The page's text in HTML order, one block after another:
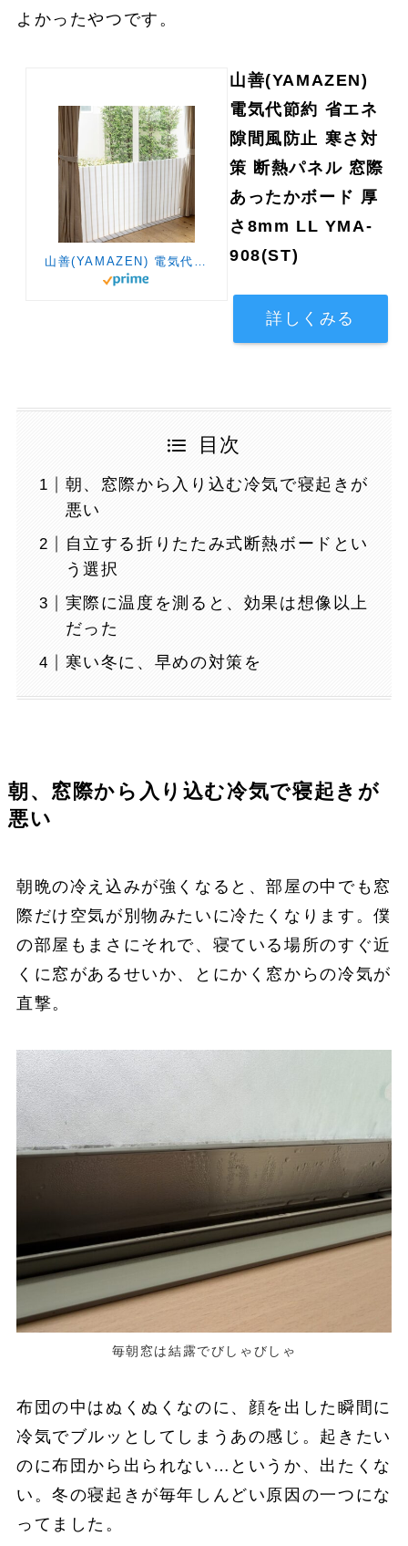
よかったやつです。
山善(YAMAZEN) 電気代節約 省エネ 隙間風防止 寒さ対策 断熱パネル 窓際あったかボード 厚さ8mm LL YMA-908(ST)
山善(YAMAZEN)
電気代節約 省エネ
隙間風防止 寒さ対
策 断熱パネル 窓際
あったかボード 厚
さ8mm LL YMA-
908(ST)
詳しくみる
目次
朝、窓際から入り込む冷気で寝起きが
悪い
自立する折りたたみ式断熱ボードとい
う選択
実際に温度を測ると、効果は想像以上
だった
寒い冬に、早めの対策を
朝、窓際から入り込む冷気で寝起きが
悪い
朝晩の冷え込みが強くなると、部屋の中でも窓
際だけ空気が別物みたいに冷たくなります。僕
の部屋もまさにそれで、寝ている場所のすぐ近
くに窓があるせいか、とにかく窓からの冷気が
直撃。
毎朝窓は結露でびしゃびしゃ
布団の中はぬくぬくなのに、顔を出した瞬間に
冷気でブルッとしてしまうあの感じ。起きたい
のに布団から出られない…というか、出たくな
い。冬の寝起きが毎年しんどい原因の一つにな
ってました。